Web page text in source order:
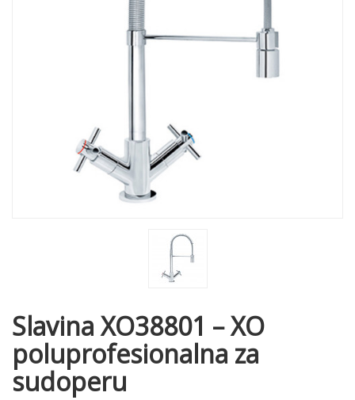
Slavina XO38801 – XO
poluprofesionalna za
sudoperu